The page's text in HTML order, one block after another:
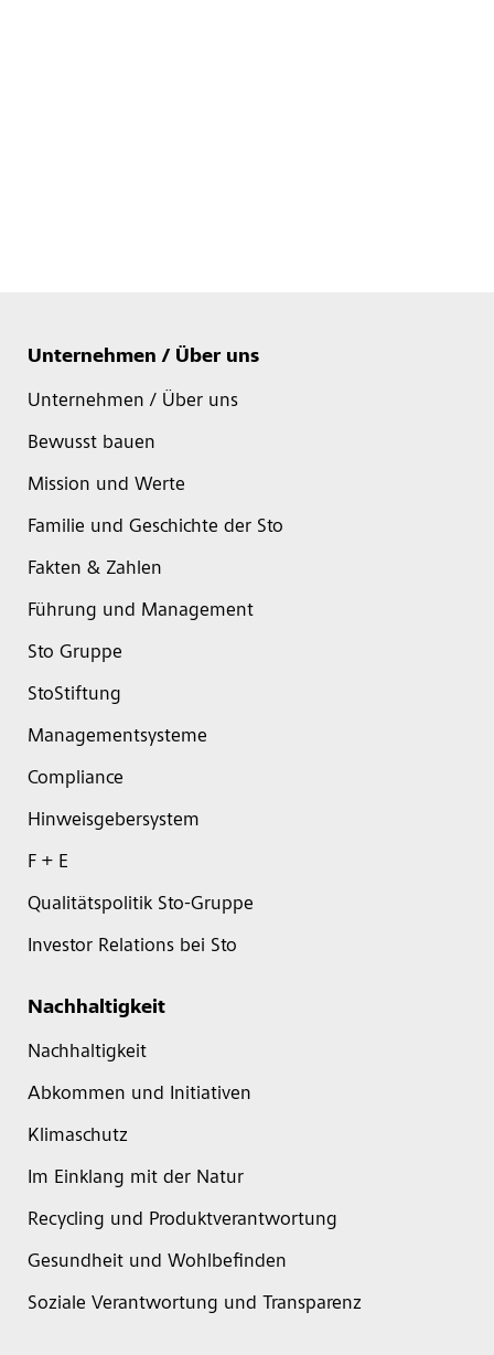
Unternehmen / Über uns
Unternehmen / Über uns
Bewusst bauen
Mission und Werte
Familie und Geschichte der Sto
Fakten & Zahlen
Führung und Management
Sto Gruppe
StoStiftung
Managementsysteme
Compliance
Hinweisgebersystem
F + E
Qualitätspolitik Sto-Gruppe
Investor Relations bei Sto
Nachhaltigkeit
Nachhaltigkeit
Abkommen und Initiativen
Klimaschutz
Im Einklang mit der Natur
Recycling und Produktverantwortung
Gesundheit und Wohlbefinden
Soziale Verantwortung und Transparenz